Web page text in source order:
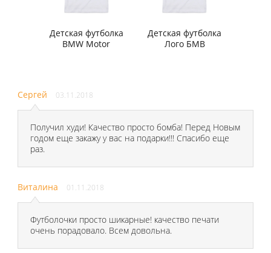
Детская футболка
BMW Motor
Детская футболка
Лого БМВ
Сергей 03.11.2018
Получил худи! Качество просто бомба! Перед Новым
годом еще закажу у вас на подарки!!! Спасибо еще
раз.
Виталина 01.11.2018
Футболочки просто шикарные! качество печати
очень порадовало. Всем довольна.